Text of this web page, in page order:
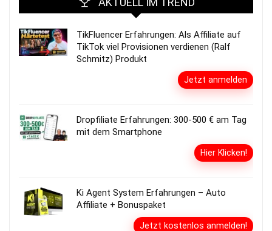
TikFluencer Erfahrungen: Als Affiliate auf
TikTok viel Provisionen verdienen (Ralf
Schmitz) Produkt
Jetzt anmelden
Dropfiliate Erfahrungen: 300-500 € am Tag
mit dem Smartphone
Hier Klicken!
Ki Agent System Erfahrungen – Auto
Affiliate + Bonuspaket
Jetzt kostenlos anmelden!